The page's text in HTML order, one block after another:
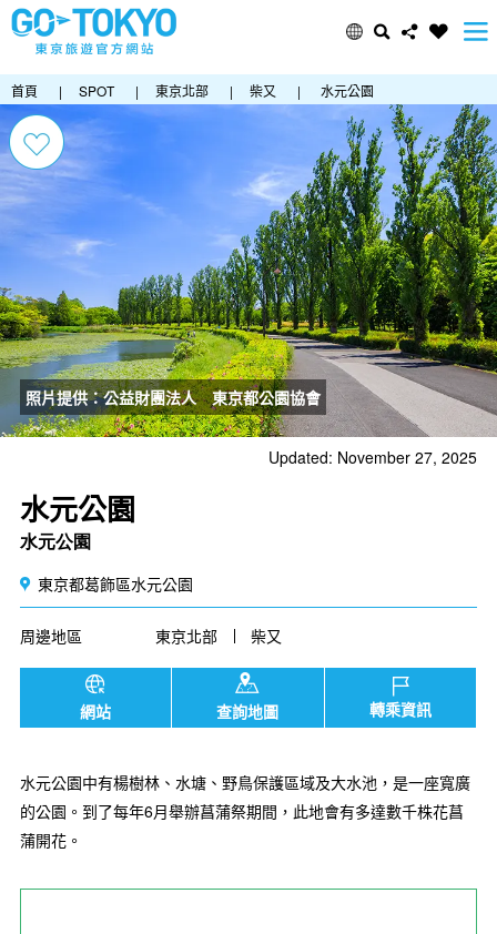
首頁 | SPOT | 東京北部 | 柴又 | 水元公園
照片提供：公益財團法人 東京都公園協會
Updated: November 27, 2025
水元公園
水元公園
東京都葛飾區水元公園
周邊地區 東京北部 柴又
網站 查詢地圖 轉乘資訊
水元公園中有楊樹林、水塘、野鳥保護區域及大水池，是一座寬廣
的公園。到了每年6月舉辦菖蒲祭期間，此地會有多達數千株花菖
蒲開花。